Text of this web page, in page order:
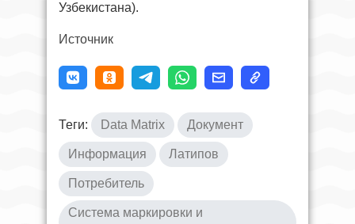
Узбекистана).
Источник
Теги: Data Matrix Документ
Информация Латипов
Потребитель
Система маркировки и